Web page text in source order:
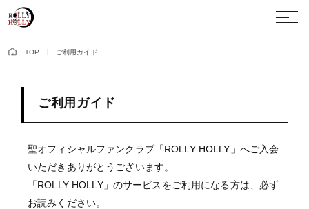
TOP ご利用ガイド
ご利用ガイド
聖オフィシャルファンクラブ「ROLLY HOLLY」へご入会
いただきありがとうございます。
「ROLLY HOLLY」のサービスをご利用になる方は、必ず
お読みください。